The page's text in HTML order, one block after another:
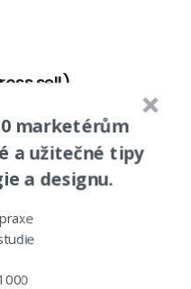
sell)
marketérům
a užitečné tipy
a designu.